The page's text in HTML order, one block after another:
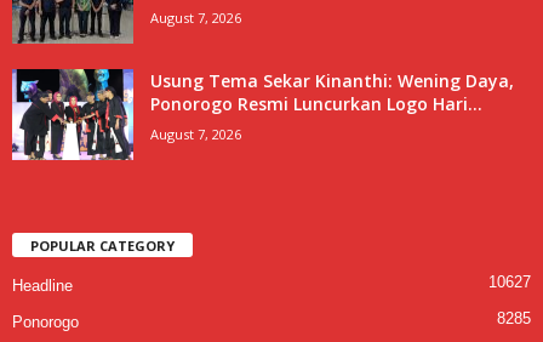
August 7, 2026
Usung Tema Sekar Kinanthi: Wening Daya,
Ponorogo Resmi Luncurkan Logo Hari...
August 7, 2026
POPULAR CATEGORY
Headline 10627
Ponorogo 8285